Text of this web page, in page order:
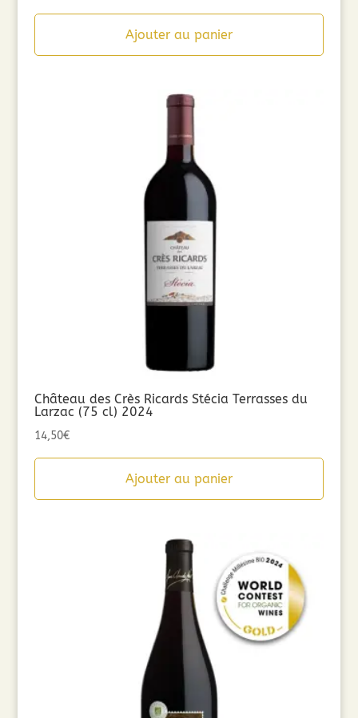
Ajouter au panier
Château des Crès Ricards Stécia Terrasses du
Larzac (75 cl) 2024
14,50€
Ajouter au panier